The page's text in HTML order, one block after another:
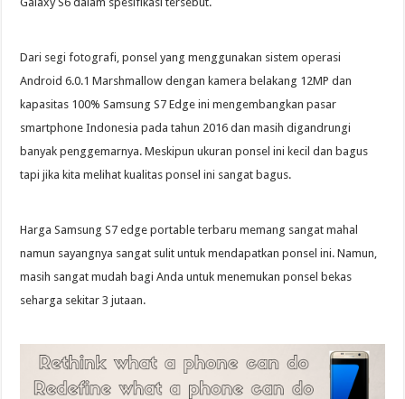
Dari segi fotografi, ponsel yang menggunakan sistem operasi
Android 6.0.1 Marshmallow dengan kamera belakang 12MP dan
kapasitas 100% Samsung S7 Edge ini mengembangkan pasar
smartphone Indonesia pada tahun 2016 dan masih digandrungi
banyak penggemarnya. Meskipun ukuran ponsel ini kecil dan bagus
tapi jika kita melihat kualitas ponsel ini sangat bagus.
Harga Samsung S7 edge portable terbaru memang sangat mahal
namun sayangnya sangat sulit untuk mendapatkan ponsel ini. Namun,
masih sangat mudah bagi Anda untuk menemukan ponsel bekas
seharga sekitar 3 jutaan.